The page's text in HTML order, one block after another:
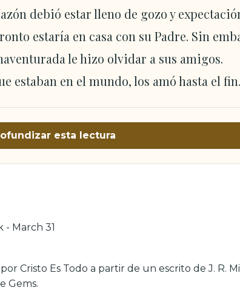
debió estar lleno de gozo y
estaría en casa con su Padre. Sin
le hizo olvidar a sus amigos.
estaban en el mundo, los amó hasta el
esta lectura
- March 31
Cristo Es Todo a partir de un escrito de J. R.
Gems.